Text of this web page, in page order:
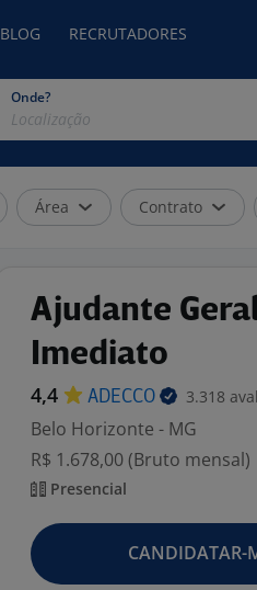
BLOG RECRUTADORES
Onde?
Área Contrato
Ajudante
Imediato
4,4 ADECCO 3.318
Belo Horizonte - MG
R$ 1.678,00 (Bruto mensal)
Presencial
CANDIDATAR-